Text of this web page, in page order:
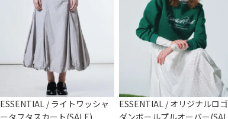
ESSENTIAL / ライトワッシャ
ータフタスカート(SALE)
ESSENTIAL / オリジナルロゴ
ダンボールプルオーバー(SAL